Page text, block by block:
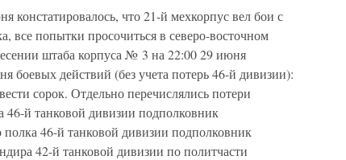
констатировалось, что 21-й мехкорпус вел бои с
все попытки просочиться в северо-восточном
штаба корпуса № 3 на 22:00 29 июня
боевых действий (без учета потерь 46-й дивизии):
сорок. Отдельно перечислялись потери
46-й танковой дивизии подполковник
46-й танковой дивизии подполковник
42-й танковой дивизии по политчасти